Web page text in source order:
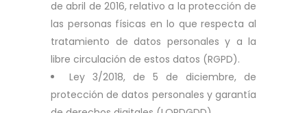
de abril de 2016, relativo a la protección de
las personas físicas en lo que respecta al
tratamiento de datos personales y a la
libre circulación de estos datos (RGPD).
Ley 3/2018, de 5 de diciembre, de
protección de datos personales y garantía